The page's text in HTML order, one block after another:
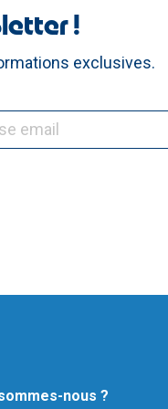
!
exclusives.
nous ?